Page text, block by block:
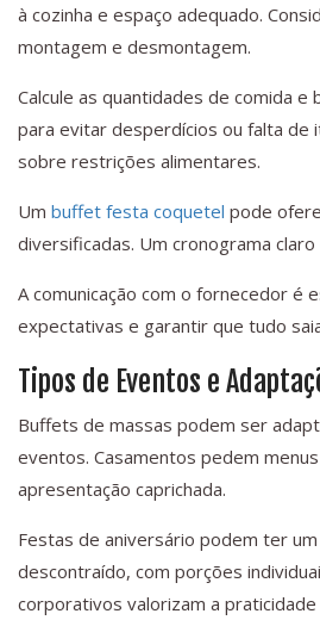
à cozinha e espaço adequado.
montagem e desmontagem.
Calcule as quantidades de comida e
para evitar desperdícios ou falta de
sobre restrições alimentares.
Um buffet festa coquetel pode
diversificadas. Um cronograma
A comunicação com o fornecedor é
expectativas e garantir que tudo
Tipos de Eventos e
Buffets de massas podem ser
eventos. Casamentos pedem
apresentação caprichada.
Festas de aniversário podem ter
descontraído, com porções
corporativos valorizam a praticidade